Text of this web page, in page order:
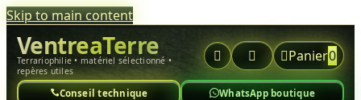
Skip to main content
VentreaTerre
Terrariophilie • matériel sélectionné •
repères utiles
  Panier0
Conseil technique WhatsApp boutique